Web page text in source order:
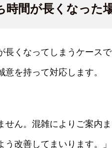
間が長くなった
くなってしまうケース
を持って対応します。
せん。混雑によりご案内
改善してまいります。」